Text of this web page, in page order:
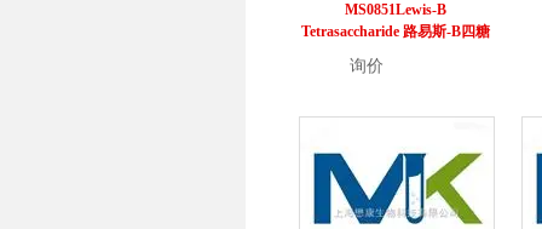
MS0851Lewis-B
Tetrasaccharide 路易斯-B四糖
询价